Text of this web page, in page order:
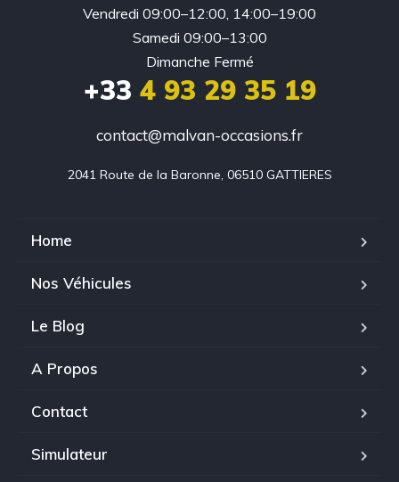
Vendredi 09:00–12:00, 14:00–19:00
Samedi 09:00–13:00
Dimanche Fermé
+33 4 93 29 35 19
contact@malvan-occasions.fr
2041 Route de la Baronne, 06510 GATTIERES
Home
Nos Véhicules
Le Blog
A Propos
Contact
Simulateur